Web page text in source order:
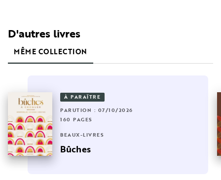
D'autres livres
MÊME COLLECTION
À PARAÎTRE
PARUTION : 07/10/2026
160 PAGES
BEAUX-LIVRES
Bûches